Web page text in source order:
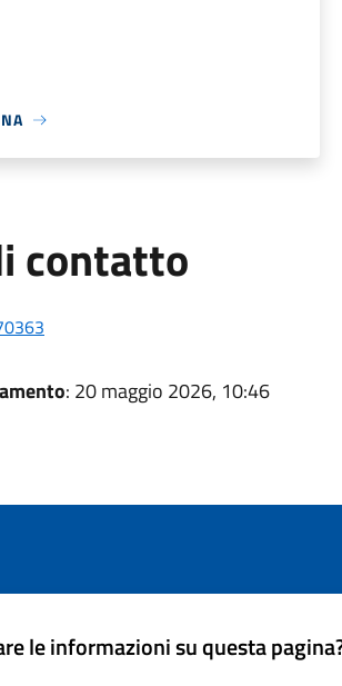
contatto
: 20 maggio 2026, 10:46
le informazioni su questa